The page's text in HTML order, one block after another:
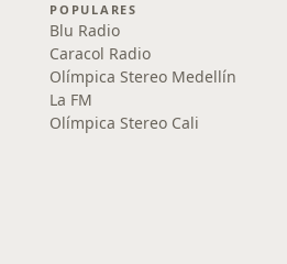
POPULARES
Blu Radio
Caracol Radio
Olímpica Stereo Medellín
La FM
Olímpica Stereo Cali